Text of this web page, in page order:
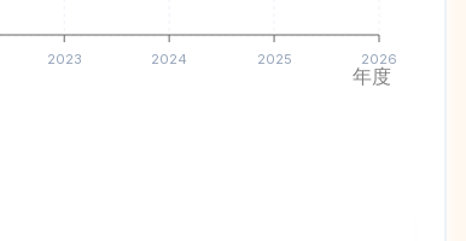
2023 2024 2025 2026
年度